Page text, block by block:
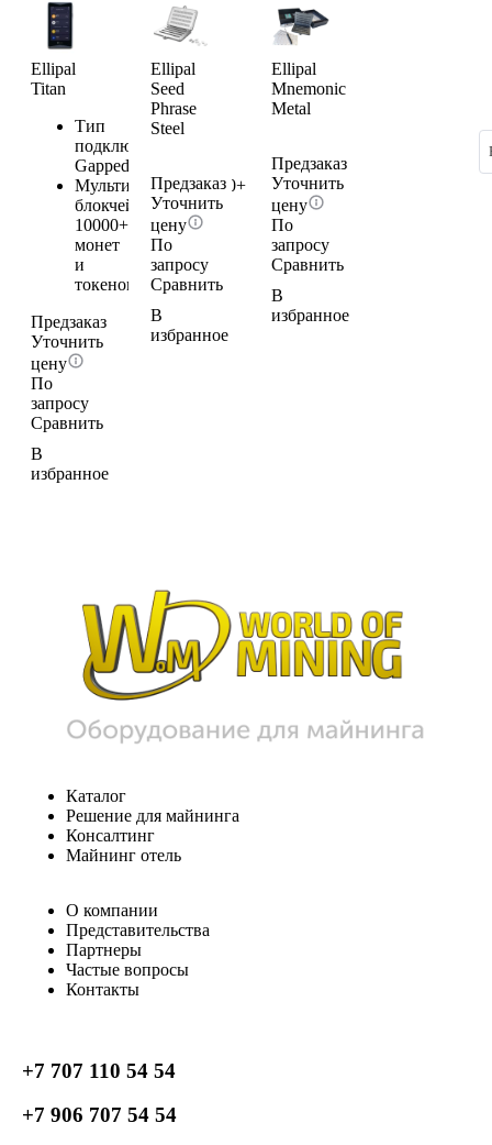
Ellipal
Titan
Тип
подключения
Gapped
Мультивалютность40+
блокчейнов;
10000+
монет
и
токенов
Предзаказ
Уточнить
цену
По
запросу
Сравнить
В
избранное
Ellipal
Seed
Phrase
Steel
Предзаказ
Уточнить
цену
По
запросу
Сравнить
В
избранное
Ellipal
Mnemonic
Metal
Предзаказ
Уточнить
цену
По
запросу
Сравнить
В
избранное
Каталог
Решение для майнинга
Консалтинг
Майнинг отель
О компании
Представительства
Партнеры
Частые вопросы
Контакты
+7 707 110 54 54
+7 906 707 54 54